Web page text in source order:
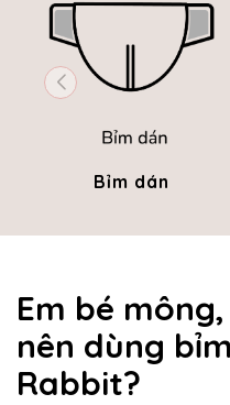
Bỉm dán
Em bé
nên dùng
Rabbit?